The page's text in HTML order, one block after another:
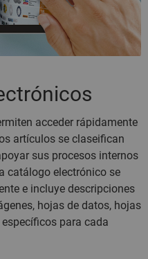
acceder rápidamente
artículos se claseifican
sus procesos internos
catálogo electrónico se
e incluye descripciones
hojas de datos, hojas
para cada